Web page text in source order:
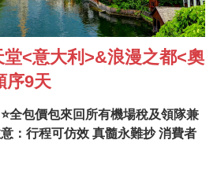
<意大利>&浪漫之都<奧
序9天
全包價包來回所有機場稅及領隊兼
：行程可仿效 真髓永難抄 消費者